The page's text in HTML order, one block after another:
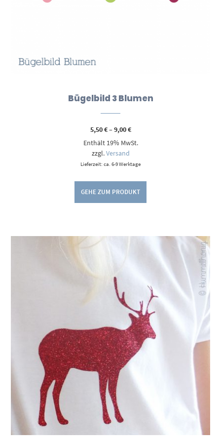
Bügelbild 3 Blumen
5,50€–9,00€Preisspanne:
bis
Enthält 19% MwSt.
zzgl.Versand
Lieferzeit: ca. 6-9 Werktage
GEHE ZUM PRODUKT